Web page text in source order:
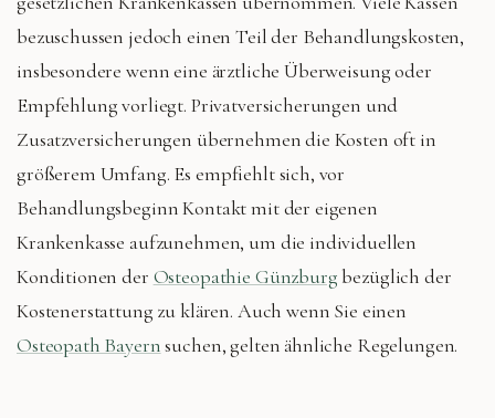
bezuschussen jedoch einen Teil der Behandlungskosten,
insbesondere wenn eine ärztliche Überweisung oder
Empfehlung vorliegt. Privatversicherungen und
Zusatzversicherungen übernehmen die Kosten oft in
größerem Umfang. Es empfiehlt sich, vor
Behandlungsbeginn Kontakt mit der eigenen
Krankenkasse aufzunehmen, um die individuellen
Konditionen der Osteopathie Günzburgbezüglich der
Kostenerstattung zu klären. Auch wenn Sie einen
Osteopath Bayernsuchen, gelten ähnliche Regelungen.